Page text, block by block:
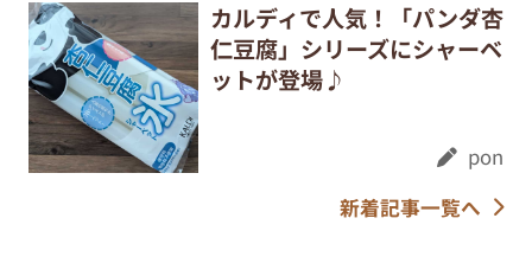
カルディで人気！「パンダ杏
仁豆腐」シリーズにシャーベ
ットが登場♪
pon
新着記事一覧へ